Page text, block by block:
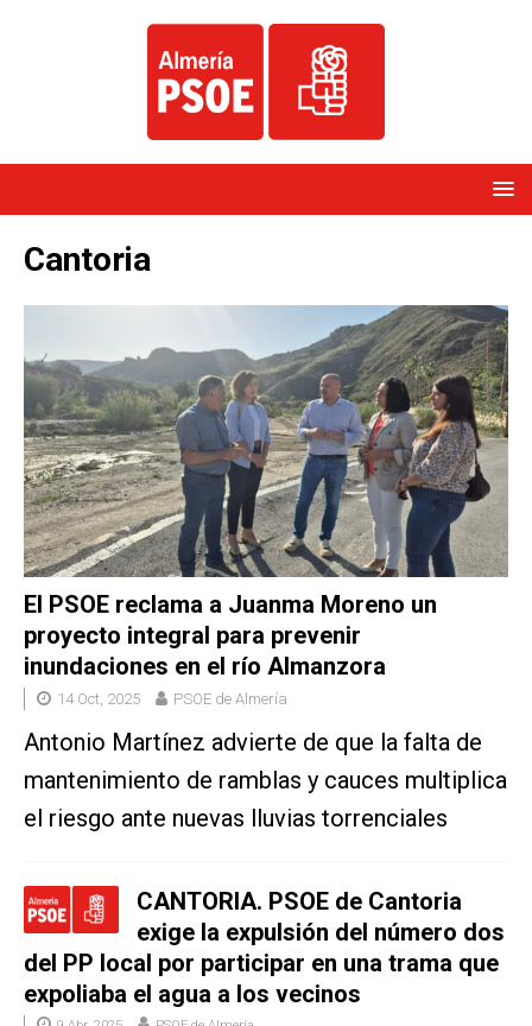
Cantoria
El PSOE reclama a Juanma Moreno un
proyecto integral para prevenir
inundaciones en el río Almanzora
14 Oct, 2025 PSOE de Almería
Antonio Martínez advierte de que la falta de
mantenimiento de ramblas y cauces multiplica
el riesgo ante nuevas lluvias torrenciales
CANTORIA. PSOE de Cantoria
exige la expulsión del número dos
del PP local por participar en una trama que
expoliaba el agua a los vecinos